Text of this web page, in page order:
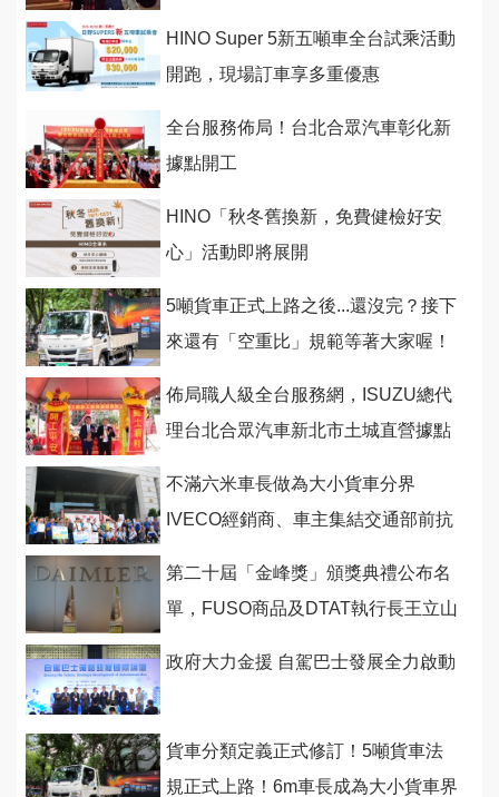
HINO Super 5新五噸車全台試乘活動
開跑，現場訂車享多重優惠
全台服務佈局！台北合眾汽車彰化新
據點開工
HINO「秋冬舊換新，免費健檢好安
心」活動即將展開
5噸貨車正式上路之後...還沒完？接下
來還有「空重比」規範等著大家喔！
佈局職人級全台服務網，ISUZU總代
理台北合眾汽車新北市土城直營據點
不滿六米車長做為大小貨車分界
IVECO經銷商、車主集結交通部前抗
第二十屆「金峰獎」頒獎典禮公布名
單，FUSO商品及DTAT執行長王立山
政府大力金援 自駕巴士發展全力啟動
貨車分類定義正式修訂！5噸貨車法
規正式上路！6m車長成為大小貨車界